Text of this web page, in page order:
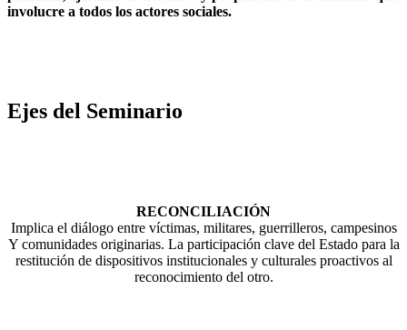
involucre a todos los actores sociales.
Ejes del Seminario
RECONCILIACIÓN
Implica el diálogo entre víctimas, militares, guerrilleros, campesinos
Y comunidades originarias. La participación clave del Estado para la
restitución de dispositivos institucionales y culturales proactivos al
reconocimiento del otro.